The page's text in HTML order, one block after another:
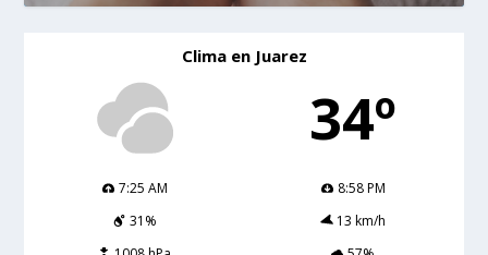
Clima en Juarez
34º
7:25 AM
8:58 PM
31%
13 km/h